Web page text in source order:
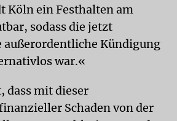
Köln ein Festhalten am
sodass die jetzt
außerordentliche Kündigung
war.«
dass mit dieser
Schaden von der